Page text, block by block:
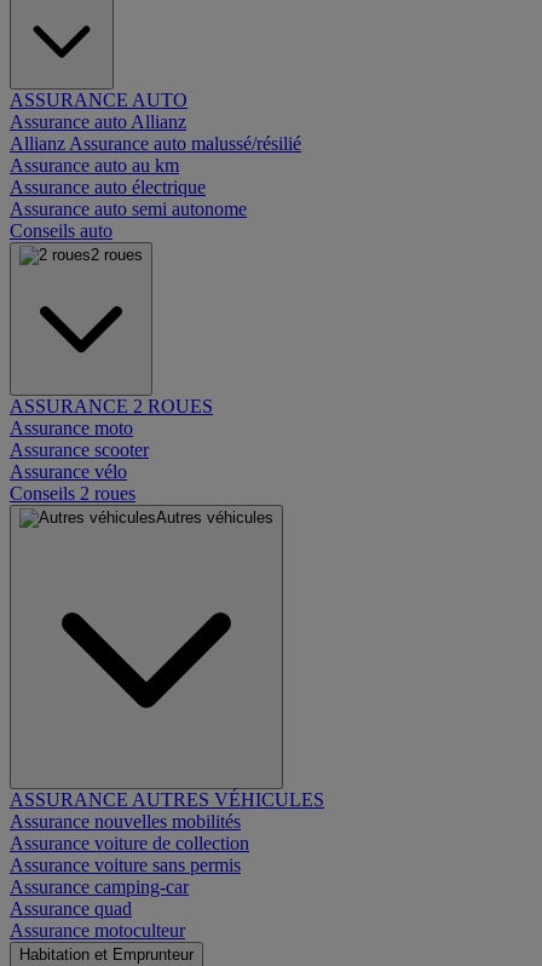
ASSURANCE AUTO
Assurance auto Allianz
Allianz Assurance auto malussé/résilié
Assurance auto au km
Assurance auto électrique
Assurance auto semi autonome
Conseils auto
2 roues
ASSURANCE 2 ROUES
Assurance moto
Assurance scooter
Assurance vélo
Conseils 2 roues
Autres véhicules
ASSURANCE AUTRES VÉHICULES
Assurance nouvelles mobilités
Assurance voiture de collection
Assurance voiture sans permis
Assurance camping-car
Assurance quad
Assurance motoculteur
Habitation et Emprunteur